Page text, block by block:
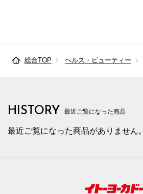
総合TOP ヘルス・ビューティー
HISTORY 最近ご覧になった商品
最近ご覧になった商品がありません。